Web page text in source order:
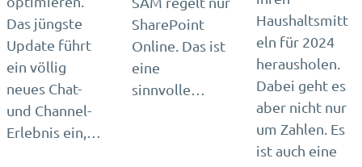
Das jüngste
Update führt
ein völlig
neues Chat-
und Channel-
Erlebnis ein,…
SharePoint
Online. Das ist
eine
sinnvolle…
Haushaltsmitt
eln für 2024
herausholen.
Dabei geht es
aber nicht nur
um Zahlen. Es
ist auch eine